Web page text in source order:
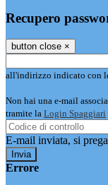
Recupero
button close ×
all'indirizzo indicato con
Non hai una e-mail
tramite la Login Spaggiari
E-mail inviata, si
Errore